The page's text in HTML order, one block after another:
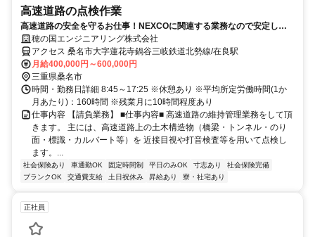
高速道路の点検作業
高速道路の安全を守るお仕事！NEXCOに関連する業務なので安定して
勤務できます。
穂の国エンジニアリング株式会社
アクセス 桑名市大字蓮花寺鍋谷三岐鉄道北勢線/在良駅
月給400,000円～600,000円
三重県桑名市
時間・勤務日詳細 8:45～17:25 ※休憩あり ※平均所定労働時間(1か
月あたり)：160時間 ※残業月に10時間程度あり
仕事内容 【請負業務】 ■仕事内容■ 高速道路の維持管理業務をして頂
きます。 主には、高速道路上の土木構造物（橋梁・トンネル・のり
面・標識・カルバート等）を 近接目視や打音検査等を用いて点検し
ます。...
社会保険あり 車通勤OK 固定時間制 平日のみOK 寸志あり
社会保険完備
ブランクOK
交通費支給 土日祝休み 昇給あり 寮・社宅あり
正社員